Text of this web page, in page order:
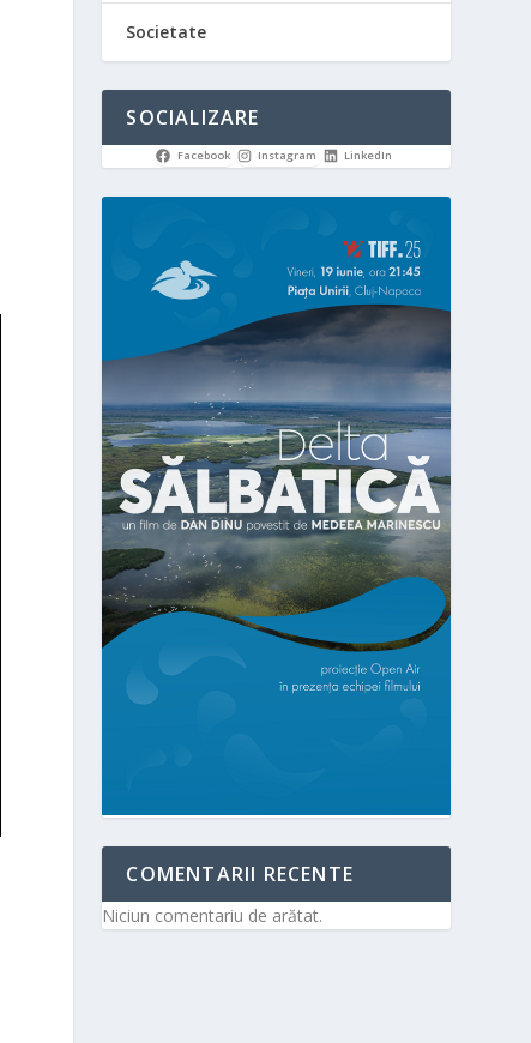
Societate
SOCIALIZARE
Facebook Instagram LinkedIn
COMENTARII RECENTE
Niciun comentariu de arătat.